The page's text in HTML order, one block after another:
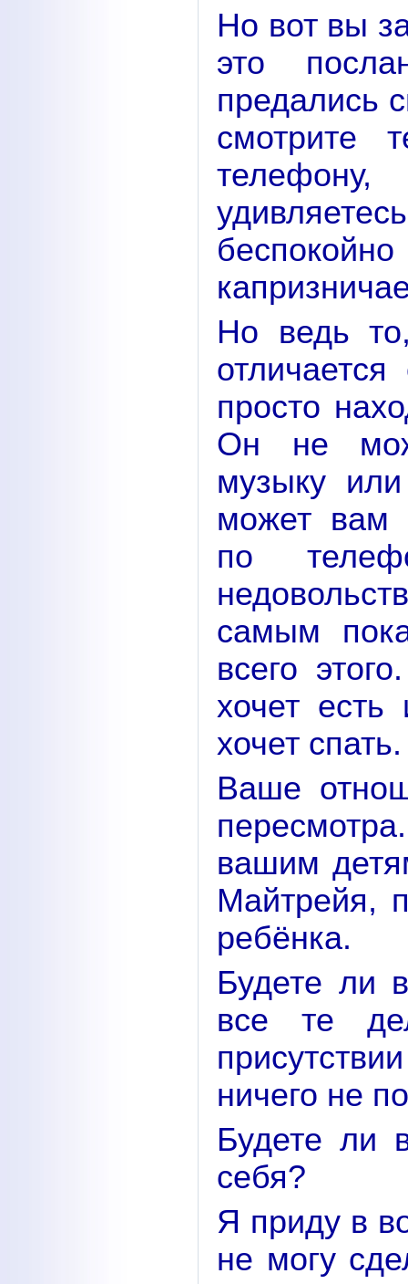
Но вот вы
это
предались
смотрите
Но ведь
просто
Он не
музыку
может вам
по
самым
всего
хочет
хочет спать.
Ваше
вашим
Майтрейя,
ребёнка.
Будете ли
все те
ничего не
Будете ли
себя?
Я приду в
не могу